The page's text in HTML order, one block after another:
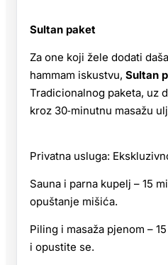
Sultan paket
Za one koji žele dodati
hammam iskustvu, Sultan
Tradicionalnog paketa, uz
kroz 30‑minutnu masažu
Privatna usluga:
Sauna i parna kupelj – 15
opuštanje mišića.
Piling i masaža pjenom –
i opustite se.